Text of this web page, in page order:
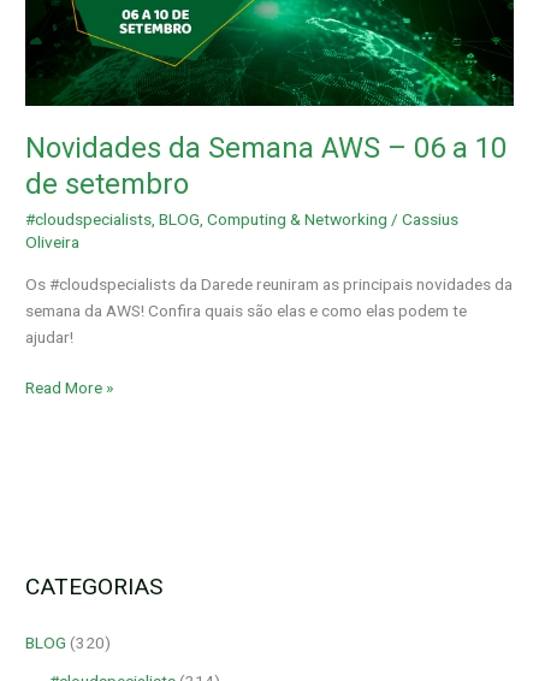
Novidades da Semana AWS – 06 a 10
de setembro
#cloudspecialists ,BLOG ,Computing & Networking /Cassius
Oliveira
Os #cloudspecialists da Darede reuniram as principais novidades da
semana da AWS! Confira quais são elas e como elas podem te
ajudar!
–
06
de
setembro
Read More »
CATEGORIAS
BLOG (320)